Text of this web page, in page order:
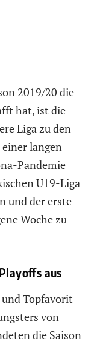
2019/20 die
hat, ist die
Liga zu den
langen
Pandemie
U19-Liga
und der erste
Woche zu
aus
Topfavorit
von
die Saison